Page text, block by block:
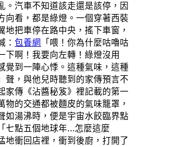
。汽車不知道該走還是該停，因
向看，都是綠燈。一個穿著西裝
地把車停在路中央，搖下車窗，
：包養網
「喂！你為什麼咕嚕咕
下啊！我要向左轉！綠燈沒用
覺到一陣心悸。這種氣味，這種
聲，與他兒時聽到的家傳預言不
家傳《沾醬秘笈》裡記載的第一
物的交通都被麵皮的氣味籠罩，
如湯沸時，便是宇宙水餃臨界點
七點五個地球年…怎麼這麼
地衝回店裡，衝到後廚，打開了